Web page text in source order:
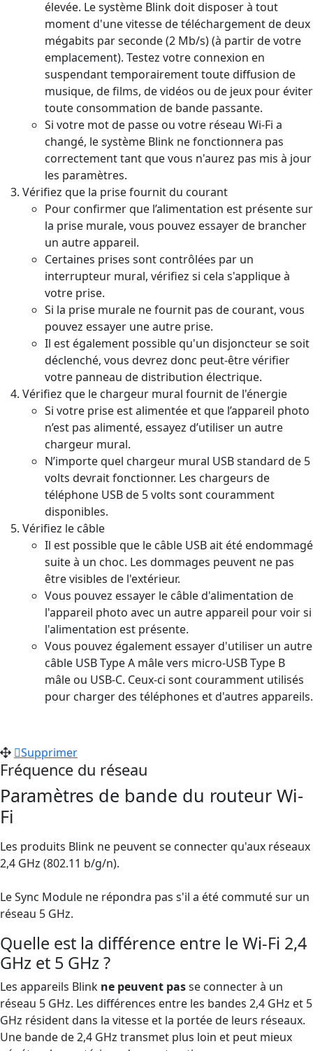
élevée. Le système Blink doit disposer à tout
moment d'une vitesse de téléchargement de deux
mégabits par seconde (2 Mb/s) (à partir de votre
emplacement). Testez votre connexion en
suspendant temporairement toute diffusion de
musique, de films, de vidéos ou de jeux pour éviter
toute consommation de bande passante.
Si votre mot de passe ou votre réseau Wi-Fi a
changé, le système Blink ne fonctionnera pas
correctement tant que vous n'aurez pas mis à jour
les paramètres.
Vérifiez que la prise fournit du courant
Pour confirmer que l’alimentation est présente sur
la prise murale, vous pouvez essayer de brancher
un autre appareil.
Certaines prises sont contrôlées par un
interrupteur mural, vérifiez si cela s'applique à
votre prise.
Si la prise murale ne fournit pas de courant, vous
pouvez essayer une autre prise.
Il est également possible qu'un disjoncteur se soit
déclenché, vous devrez donc peut-être vérifier
votre panneau de distribution électrique.
Vérifiez que le chargeur mural fournit de l'énergie
Si votre prise est alimentée et que l’appareil photo
n’est pas alimenté, essayez d’utiliser un autre
chargeur mural.
N’importe quel chargeur mural USB standard de 5
volts devrait fonctionner. Les chargeurs de
téléphone USB de 5 volts sont couramment
disponibles.
Vérifiez le câble
Il est possible que le câble USB ait été endommagé
suite à un choc. Les dommages peuvent ne pas
être visibles de l'extérieur.
Vous pouvez essayer le câble d'alimentation de
l'appareil photo avec un autre appareil pour voir si
l'alimentation est présente.
Vous pouvez également essayer d'utiliser un autre
câble USB Type A mâle vers micro-USB Type B
mâle ou USB-C. Ceux-ci sont couramment utilisés
pour charger des téléphones et d'autres appareils.
Supprimer
Fréquence du réseau
Paramètres de bande du routeur Wi-
Fi
Les produits Blink ne peuvent se connecter qu'aux réseaux
2,4 GHz (802.11 b/g/n).
Le Sync Module ne répondra pas s'il a été commuté sur un
réseau 5 GHz.
Quelle est la différence entre le Wi-Fi 2,4
GHz et 5 GHz ?
Les appareils Blink ne peuvent passe connecter à un
réseau 5 GHz. Les différences entre les bandes 2,4 GHz et 5
GHz résident dans la vitesse et la portée de leurs réseaux.
Une bande de 2,4 GHz transmet plus loin et peut mieux